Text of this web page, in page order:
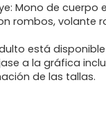
Mono de cuerpo
rombos, volante
está disponible
a la gráfica
de las tallas.